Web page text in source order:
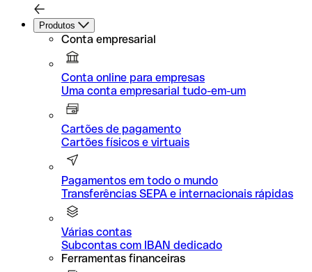
Produtos
Conta empresarial
Conta online para empresas
Uma conta empresarial tudo-em-um
Cartões de pagamento
Cartões físicos e virtuais
Pagamentos em todo o mundo
Transferências SEPA e internacionais rápidas
Várias contas
Subcontas com IBAN dedicado
Ferramentas financeiras